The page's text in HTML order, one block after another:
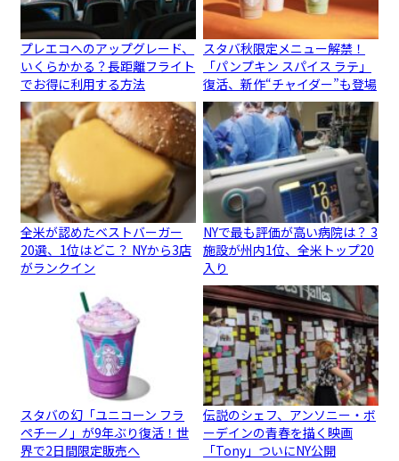
プレエコへのアップグレード、
いくらかかる？長距離フライト
でお得に利用する方法
スタバ秋限定メニュー解禁！
「パンプキン スパイス ラテ」
復活、新作“チャイダー”も登場
全米が認めたベストバーガー
20選、1位はどこ？ NYから3店
がランクイン
NYで最も評価が高い病院は？ 3
施設が州内1位、全米トップ20
入り
スタバの幻「ユニコーン フラ
ペチーノ」が9年ぶり復活！世
界で2日間限定販売へ
伝説のシェフ、アンソニー・ボ
ーデインの青春を描く映画
「Tony」ついにNY公開